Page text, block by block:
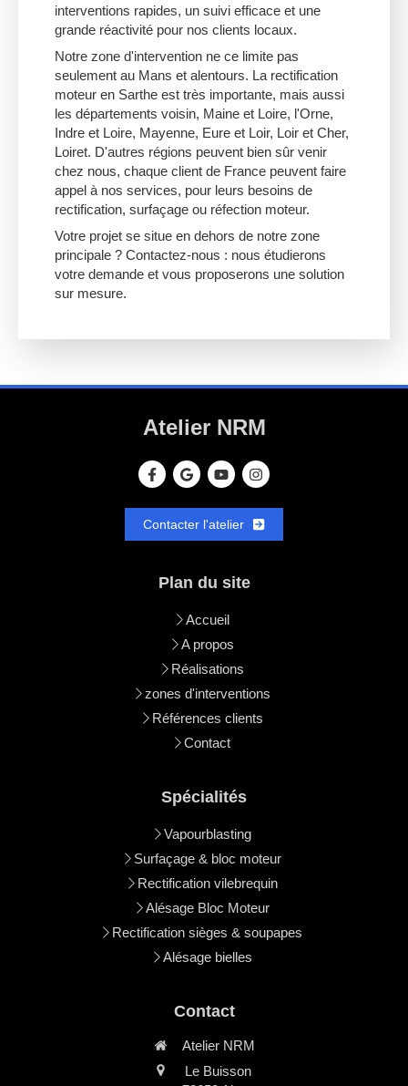
interventions rapides, un suivi efficace et une
grande réactivité pour nos clients locaux.
Notre zone d'intervention ne ce limite pas
seulement au Mans et alentours. La rectification
moteur en Sarthe est très importante, mais aussi
les départements voisin, Maine et Loire, l'Orne,
Indre et Loire, Mayenne, Eure et Loir, Loir et Cher,
Loiret. D'autres régions peuvent bien sûr venir
chez nous, chaque client de France peuvent faire
appel à nos services, pour leurs besoins de
rectification, surfaçage ou réfection moteur.
Votre projet se situe en dehors de notre zone
principale ? Contactez-nous : nous étudierons
votre demande et vous proposerons une solution
sur mesure.
Atelier NRM
Contacter l'atelier
Plan du site
Accueil
A propos
Réalisations
zones d'interventions
Références clients
Contact
Spécialités
Vapourblasting
Surfaçage & bloc moteur
Rectification vilebrequin
Alésage Bloc Moteur
Rectification sièges & soupapes
Alésage bielles
Contact
Atelier NRM
Le Buisson